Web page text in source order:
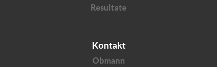
Resultate
Kontakt
Obmann